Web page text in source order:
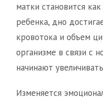
матки становится
ребенка, дно
кровотока и объем
организме в связи с
начинают
Изменяется